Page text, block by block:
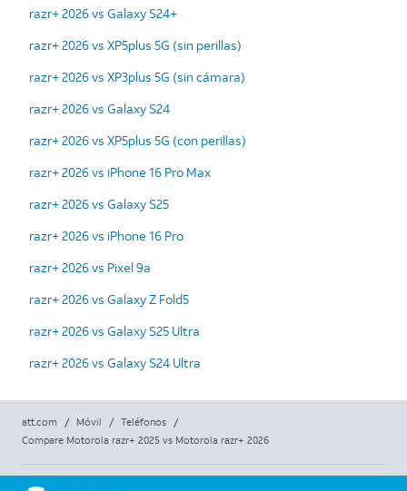
razr+ 2026 vs Galaxy S24+
razr+ 2026 vs XP5plus 5G (sin perillas)
razr+ 2026 vs XP3plus 5G (sin cámara)
razr+ 2026 vs Galaxy S24
razr+ 2026 vs XP5plus 5G (con perillas)
razr+ 2026 vs iPhone 16 Pro Max
razr+ 2026 vs Galaxy S25
razr+ 2026 vs iPhone 16 Pro
razr+ 2026 vs Pixel 9a
razr+ 2026 vs Galaxy Z Fold5
razr+ 2026 vs Galaxy S25 Ultra
razr+ 2026 vs Galaxy S24 Ultra
att.com / Móvil / Teléfonos
/
Compare Motorola razr+ 2025 vs Motorola razr+ 2026